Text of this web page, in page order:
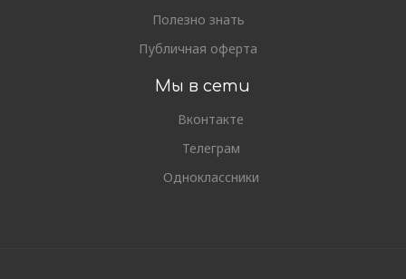
Полезно знать
Публичная оферта
Мы в сети
Вконтакте
Телеграм
Одноклассники